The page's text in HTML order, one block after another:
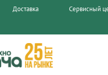
Доставка Сервисный